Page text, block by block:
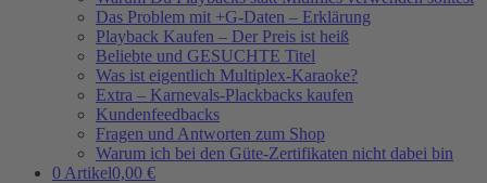
Das Problem mit +G-Daten – Erklärung
Playback Kaufen – Der Preis ist heiß
Beliebte und GESUCHTE Titel
Was ist eigentlich Multiplex-Karaoke?
Extra – Karnevals-Plackbacks kaufen
Kundenfeedbacks
Fragen und Antworten zum Shop
Warum ich bei den Güte-Zertifikaten nicht dabei bin
0 Artikel0,00 €